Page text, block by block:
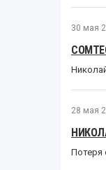
30 мая
28 мая
Потеря